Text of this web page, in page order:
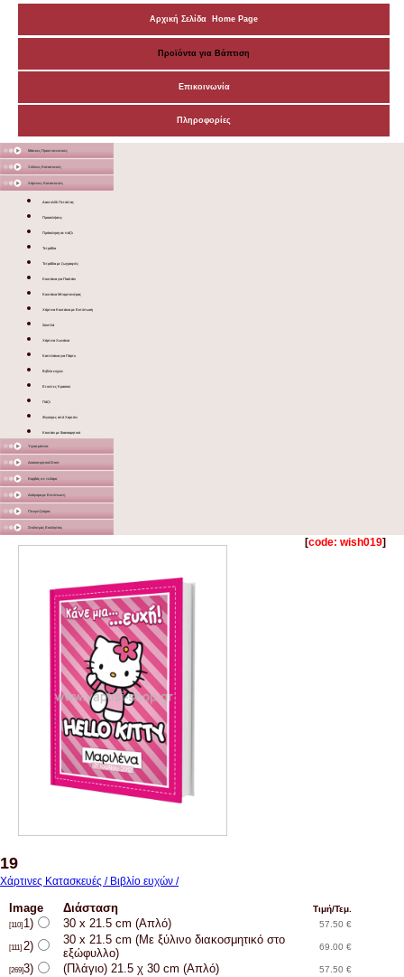
Αρχική Σελίδα Home Page
Προϊόντα για Βάπτιση
Επικοινωνία
Πληροφορίες
Μάσκες Προστατευτικές
Ξύλινες Κατασκευές
Χάρτινες Κατασκευές
Δακτυλίδι Πετσέτας
Προσκλήσεις
Πρόσκληση σε πάζλ
Τετράδια
Τετράδια με ζωγραφιές
Κουτάκια για Παστάκι
Κουτάκια Μπομπονιέρας
Χάρτινα Κουτάκια με Εκτύπωση
Σουπλά
Χάρτινα Χωνάκια
Καπελάκια για Πάρτυ
Βιβλίο ευχών
Ετικέτες Κρασιού
Πάζλ
Φιγούρες από Χαρτόνι
Κουτάκι με διακοσμητικό
Υφασμάτινα
Διακοσμητικά Σταντ
Καμβάς σε τελάρο
Διάφορα με Εκτύπωση
Γλειφιτζούρια
Στολισμός Εκκλησίας
[code: wish019]
19
Χάρτινες Κατασκευές / Βιβλίο ευχών /
Image Διάσταση Τιμή/Τεμ.
[110] 1) 30 x 21.5 cm (Απλό) 57.50 €
[111] 2)
30 x 21.5 cm (Με ξύλινο διακοσμητικό στο
εξώφυλλο)
69.00 €
[269]3) (Πλάγιο) 21.5 χ 30 cm (Απλό) 57.50 €